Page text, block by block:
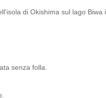
di Okishima sul lago
senza folla.